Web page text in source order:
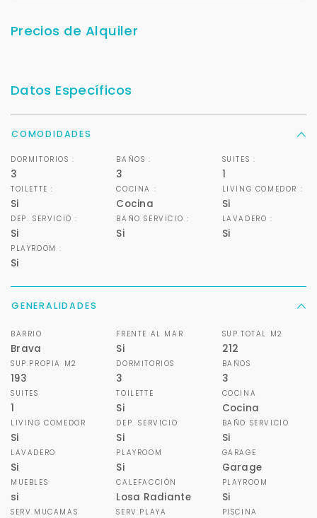
Precios de Alquiler
Datos Específicos
COMODIDADES
DORMITORIOS :
3
BAÑOS :
3
SUITES :
1
TOILETTE :
Si
COCINA :
Cocina
LIVING COMEDOR :
Si
DEP. SERVICIO :
Si
BAÑO SERVICIO :
Si
LAVADERO :
Si
PLAYROOM :
Si
GENERALIDADES
BARRIO
Brava
FRENTE AL MAR
Si
SUP.TOTAL M2
212
SUP.PROPIA M2
193
DORMITORIOS
3
BAÑOS
3
SUITES
1
TOILETTE
Si
COCINA
Cocina
LIVING COMEDOR
Si
DEP. SERVICIO
Si
BAÑO SERVICIO
Si
LAVADERO
Si
PLAYROOM
Si
GARAGE
Garage
MUEBLES
si
CALEFACCIÓN
Losa Radiante
PLAYROOM
Si
SERV.MUCAMAS SERV.PLAYA PISCINA